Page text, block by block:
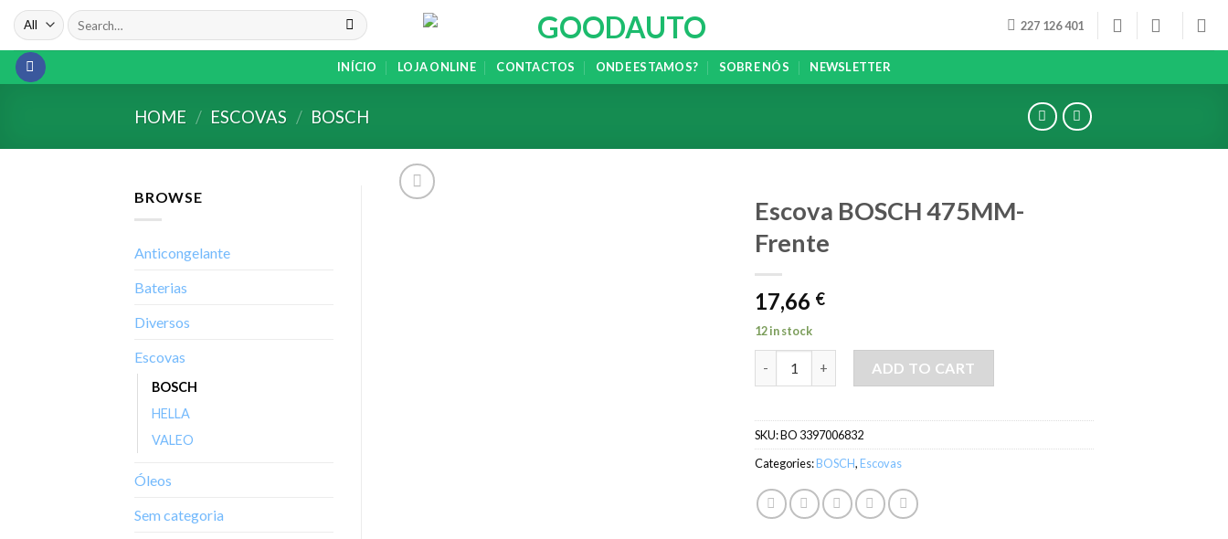
Skip
content
Search
for:
227 126 401
INÍCIO LOJA ONLINE CONTACTOS ONDE ESTAMOS? SOBRE NÓS NEWSLETTER
HOME / ESCOVAS / BOSCH
BROWSE
Anticongelante
Baterias
Diversos
Escovas
BOSCH
HELLA
VALEO
Óleos
Sem categoria
Escova BOSCH 475MM-
Frente
17,66 €
12 in stock
ADD TO CART
SKU:BO 3397006832
Categories:BOSCH,Escovas